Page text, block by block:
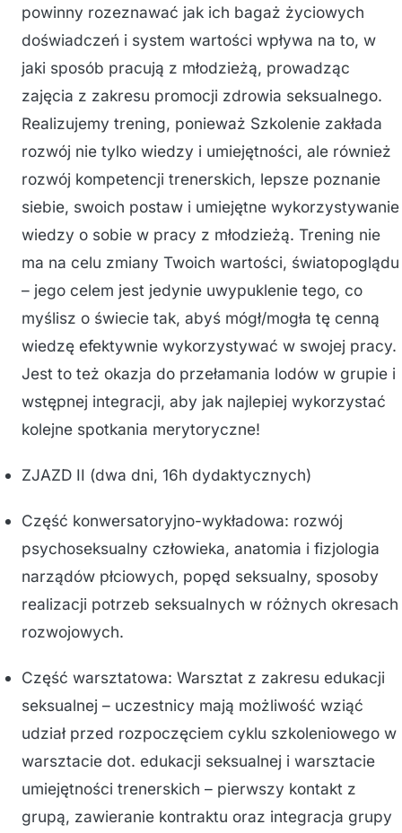
powinny rozeznawać jak ich bagaż życiowych
doświadczeń i system wartości wpływa na to, w
jaki sposób pracują z młodzieżą, prowadząc
zajęcia z zakresu promocji zdrowia seksualnego.
Realizujemy trening, ponieważ Szkolenie zakłada
rozwój nie tylko wiedzy i umiejętności, ale również
rozwój kompetencji trenerskich, lepsze poznanie
siebie, swoich postaw i umiejętne wykorzystywanie
wiedzy o sobie w pracy z młodzieżą. Trening nie
ma na celu zmiany Twoich wartości, światopoglądu
– jego celem jest jedynie uwypuklenie tego, co
myślisz o świecie tak, abyś mógł/mogła tę cenną
wiedzę efektywnie wykorzystywać w swojej pracy.
Jest to też okazja do przełamania lodów w grupie i
wstępnej integracji, aby jak najlepiej wykorzystać
kolejne spotkania merytoryczne!
ZJAZD II (dwa dni, 16h dydaktycznych)
Część konwersatoryjno-wykładowa: rozwój
psychoseksualny człowieka, anatomia i fizjologia
narządów płciowych, popęd seksualny, sposoby
realizacji potrzeb seksualnych w różnych okresach
rozwojowych.
Część warsztatowa: Warsztat z zakresu edukacji
seksualnej – uczestnicy mają możliwość wziąć
udział przed rozpoczęciem cyklu szkoleniowego w
warsztacie dot. edukacji seksualnej i warsztacie
umiejętności trenerskich – pierwszy kontakt z
grupą, zawieranie kontraktu oraz integracja grupy